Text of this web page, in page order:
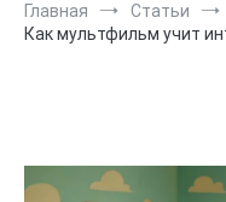
Главная
Статьи
Как мультфильм учит